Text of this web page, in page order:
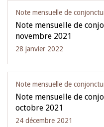
Note mensuelle de
Note mensuelle de
novembre 2021
28 janvier 2022
Note mensuelle de
Note mensuelle de
octobre 2021
24 décembre 2021